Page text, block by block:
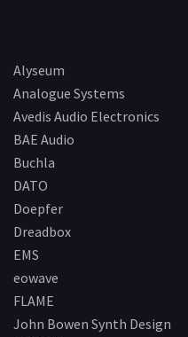
Alyseum
Analogue Systems
Avedis Audio Electronics
BAE Audio
Buchla
DATO
Doepfer
Dreadbox
EMS
eowave
FLAME
John Bowen Synth Design